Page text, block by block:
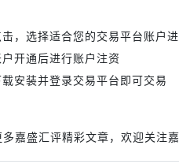
击，选择适合您的交易平台账户
户开通后进行账户注资
安装并登录交易平台即可交易
嘉盛汇评精彩文章，欢迎关注